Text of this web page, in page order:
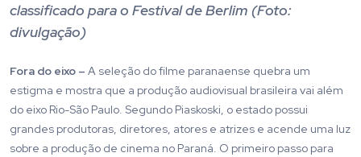
classificado para o Festival de Berlim (Foto:
divulgação)
Fora do eixo – A seleção do filme paranaense quebra um
estigma e mostra que a produção audiovisual brasileira vai além
do eixo Rio-São Paulo. Segundo Piaskoski, o estado possui
grandes produtoras, diretores, atores e atrizes e acende uma luz
sobre a produção de cinema no Paraná. O primeiro passo para